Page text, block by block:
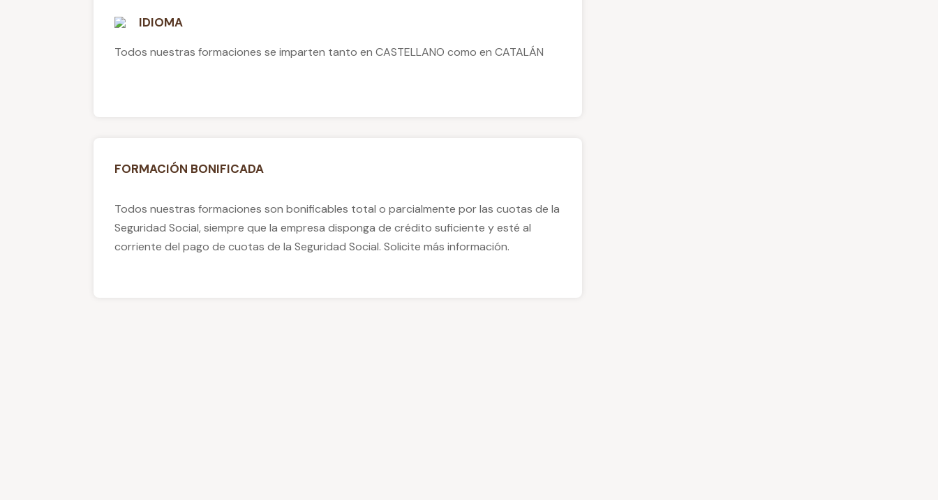
IDIOMA
Todos nuestras formaciones se imparten tanto en CASTELLANO como en CATALÁN
FORMACIÓN BONIFICADA
Todos nuestras formaciones son bonificables total o parcialmente por las cuotas de la
Seguridad Social, siempre que la empresa disponga de crédito suficiente y esté al
corriente del pago de cuotas de la Seguridad Social. Solicite más información.